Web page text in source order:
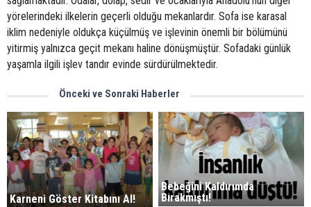
yörelerindeki ilkelerin geçerli olduğu mekanlardır. Sofa ise karasal
iklim nedeniyle oldukça küçülmüş ve işlevinin önemli bir bölümünü
yitirmiş yalnızca geçit mekanı haline dönüşmüştür. Sofadaki günlük
yaşamla ilgili işlev tandır evinde sürdürülmektedir.
Önceki ve Sonraki Haberler
Karneni Göster Kitabını Al!
Bebeğini Kaldırımda
Bırakmıştı!